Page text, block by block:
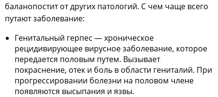
баланопостит от других патологий. С чем чаще всего
путают заболевание:
Генитальный герпес — хроническое
рецидивирующее вирусное заболевание, которое
передается половым путем. Вызывает
покраснение, отек и боль в области гениталий. При
прогрессировании болезни на половом члене
появляются высыпания и язвы.